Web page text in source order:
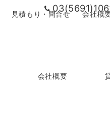
会社概要
見積もり・問合せ 会社概